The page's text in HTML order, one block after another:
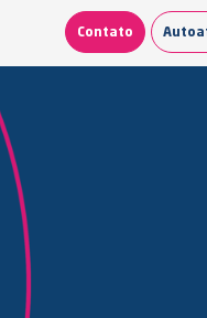
Contato